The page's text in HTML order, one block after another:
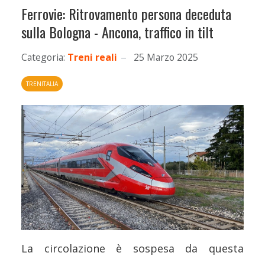
Ferrovie: Ritrovamento persona deceduta
sulla Bologna - Ancona, traffico in tilt
Categoria: Treni reali 25 Marzo 2025
TRENITALIA
La circolazione è sospesa da questa